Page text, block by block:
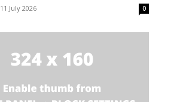
11 July 2026 0